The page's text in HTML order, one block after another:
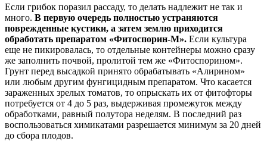
Если грибок поразил рассаду, то делать надлежит не так и
много. В первую очередь полностью устраняются
поврежденные кустики, а затем землю приходится
обработать препаратом «Фитоспорин-М». Если культура
еще не пикировалась, то отдельные контейнеры можно сразу
же заполнить почвой, пролитой тем же «Фитоспорином».
Грунт перед высадкой принято обрабатывать «Алирином»
или любым другим фунгицидным препаратом. Что касается
зараженных зрелых томатов, то опрыскать их от фитофторы
потребуется от 4 до 5 раз, выдерживая промежуток между
обработками, равный полутора неделям. В последний раз
воспользоваться химикатами разрешается минимум за 20 дней
до сбора плодов.